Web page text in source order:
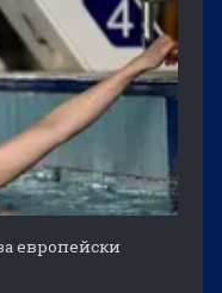
европейски